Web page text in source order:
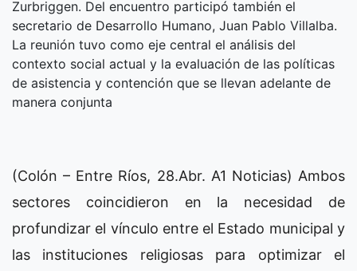
Zurbriggen. Del encuentro participó también el
secretario de Desarrollo Humano, Juan Pablo Villalba.
La reunión tuvo como eje central el análisis del
contexto social actual y la evaluación de las políticas
de asistencia y contención que se llevan adelante de
manera conjunta
(Colón – Entre Ríos, 28.Abr. A1 Noticias) Ambos
sectores coincidieron en la necesidad de
profundizar el vínculo entre el Estado municipal y
las instituciones religiosas para optimizar el